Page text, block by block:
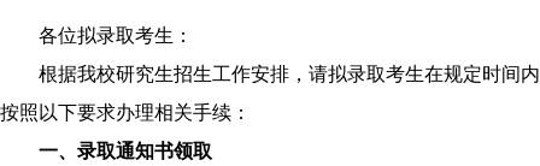
各位拟录取考生：
根据我校研究生招生工作安排，请拟录取考生在规定时间内
按照以下要求办理相关手续：
一、录取通知书领取